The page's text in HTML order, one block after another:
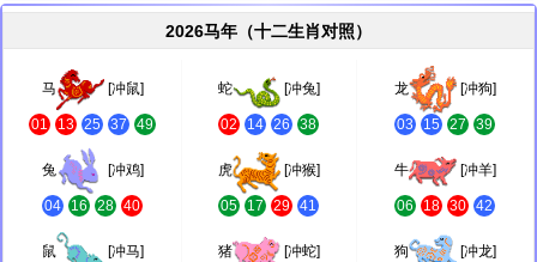
2026马年（十二生肖对照）
马 [冲鼠]
01 13 25 37 49
蛇 [冲兔]
02 14 26 38
龙 [冲狗]
03 15 27 39
兔 [冲鸡]
04 16 28 40
虎 [冲猴]
05 17 29 41
牛 [冲羊]
06 18 30 42
鼠 [冲马] 猪 [冲蛇] 狗 [冲龙]